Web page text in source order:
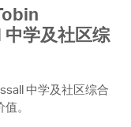
学及社区综
中学及社区综合
。